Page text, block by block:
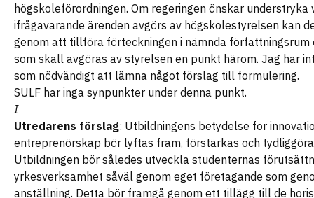
högskoleförordningen. Om regeringen önskar understryka
ifrågavarande ärenden avgörs av högskolestyrelsen kan
genom att tillföra förteckningen i nämnda författningsrum
som skall avgöras av styrelsen en punkt härom. Jag har
som nödvändigt att lämna något förslag till formulering.
SULF har inga synpunkter under denna punkt.
I
Utredarens förslag: Utbildningens betydelse för
entreprenörskap bör lyftas fram, förstärkas och
Utbildningen bör således utveckla studenternas
yrkesverksamhet såväl genom eget företagande som
anställning. Detta bör framgå genom ett tillägg till de